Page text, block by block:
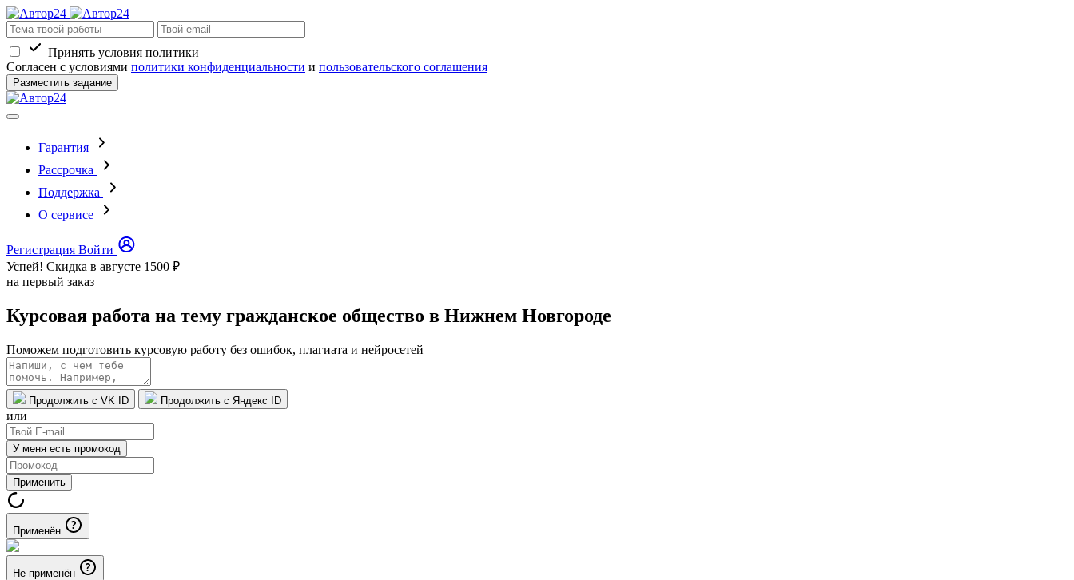
Принять условия политики
Согласен с условиями политики конфиденциальности и пользовательского соглашения
Разместить задание
Гарантия
Рассрочка
Поддержка
О сервисе
Регистрация Войти
Успей! Скидка в августе 1500 ₽
на первый заказ
Курсовая работа на тему гражданское общество в Нижнем Новгороде
Поможем подготовить курсовую работу без ошибок, плагиата и нейросетей
Продолжить с VK ID Продолжить с Яндекс ID
или
У меня есть промокод
Применить
Применён
Не применён